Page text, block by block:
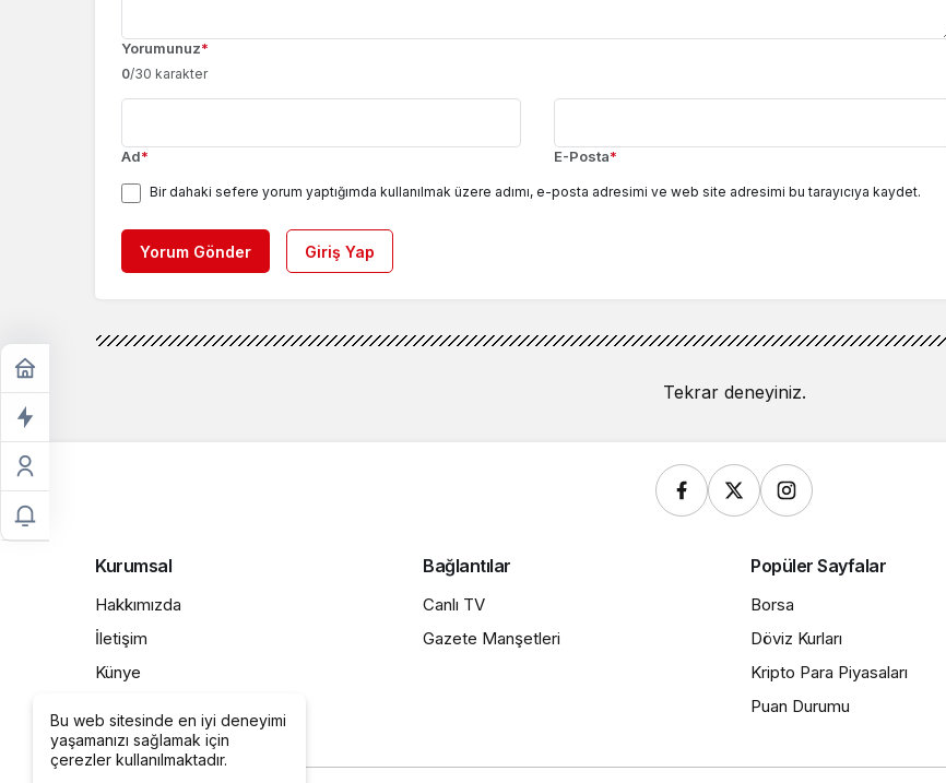
Yorumunuz*
0/30 karakter
Ad* E-Posta*
Bir dahaki sefere yorum yaptığımda kullanılmak üzere adımı, e-posta adresimi ve web site adresimi bu tarayıcıya kaydet.
Yorum Gönder Giriş Yap
Tekrar deneyiniz.
Bu web sitesinde en iyi deneyimi
yaşamanızı sağlamak için
çerezler kullanılmaktadır.
Kurumsal
Hakkımızda
İletişim
Künye
Bağlantılar
Canlı TV
Gazete Manşetleri
Popüler Sayfalar
Borsa
Döviz Kurları
Kripto Para Piyasaları
Puan Durumu